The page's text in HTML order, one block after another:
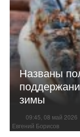
Названы
зимы
09:45, 08 май 2026
Евгений Борисов